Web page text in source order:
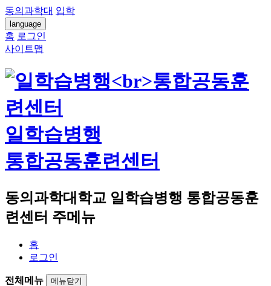
동의과학대 입학
language
홈 로그인
사이트맵
일학습병행
통합공동훈련센터
동의과학대학교 일학습병행 통합공동훈
련센터 주메뉴
홈
로그인
전체메뉴 메뉴닫기